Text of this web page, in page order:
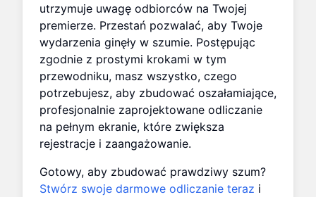
utrzymuje uwagę odbiorców na Twojej
premierze. Przestań pozwalać, aby Twoje
wydarzenia ginęły w szumie. Postępując
zgodnie z prostymi krokami w tym
przewodniku, masz wszystko, czego
potrzebujesz, aby zbudować oszałamiające,
profesjonalnie zaprojektowane odliczanie
na pełnym ekranie, które zwiększa
rejestracje i zaangażowanie.
Gotowy, aby zbudować prawdziwy szum?
Stwórz swoje darmowe odliczanie teraz i